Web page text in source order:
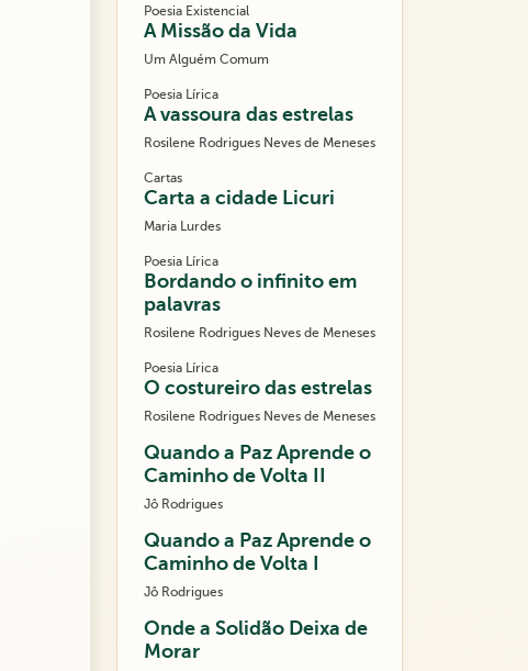
Poesia Existencial
A Missão da Vida
Um Alguém Comum
Poesia Lírica
A vassoura das estrelas
Rosilene Rodrigues Neves de Meneses
Cartas
Carta a cidade Licuri
Maria Lurdes
Poesia Lírica
Bordando o infinito em
palavras
Rosilene Rodrigues Neves de Meneses
Poesia Lírica
O costureiro das estrelas
Rosilene Rodrigues Neves de Meneses
Quando a Paz Aprende o
Caminho de Volta II
Jô Rodrigues
Quando a Paz Aprende o
Caminho de Volta I
Jô Rodrigues
Onde a Solidão Deixa de
Morar